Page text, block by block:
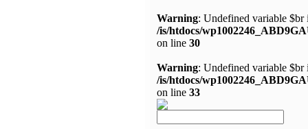
Warning: Undefined variable $br
/is/htdocs/
on line 30
Warning: Undefined variable $br
/is/htdocs/
on line 33